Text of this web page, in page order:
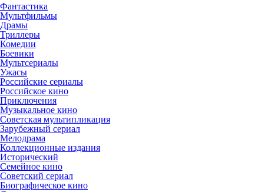
Фантастика
Мультфильмы
Драмы
Триллеры
Комедии
Боевики
Мультсериалы
Ужасы
Российские сериалы
Российское кино
Приключения
Музыкальное кино
Советская мультипликация
Зарубежный сериал
Мелодрама
Коллекционные издания
Исторический
Семейное кино
Советский сериал
Биографическое кино